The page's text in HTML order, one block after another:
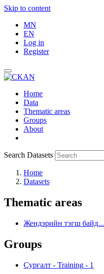
Skip to content
MN
EN
Log in
Register
Home
Data
Thematic areas
Groups
About
Search Datasets
Home
Datasets
Thematic areas
Жендэрийн тэгш байд...
Groups
Сургалт - Training - 1